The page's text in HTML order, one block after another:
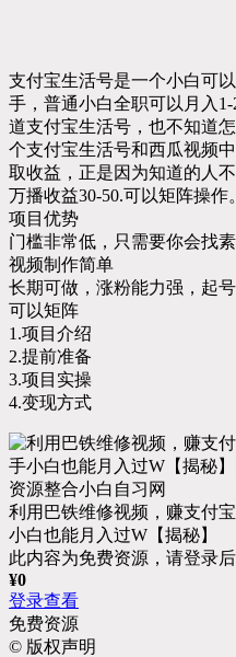
支付宝生活号是一个小白可
手，普通小白全职可以月入
道支付宝生活号，也不知道
个支付宝生活号和西瓜视频
取收益，正是因为知道的人
万播收益30-50.可以矩阵操作。
项目优势
门槛非常低，只需要你会找
视频制作简单
长期可做，涨粉能力强，起
可以矩阵
1.项目介绍
2.提前准备
3.项目实操
4.变现方式
利用巴铁维修视频，赚支付
小白也能月入过W【揭秘】
此内容为免费资源，请登录
¥0
登录查看
免费资源
© 版权声明